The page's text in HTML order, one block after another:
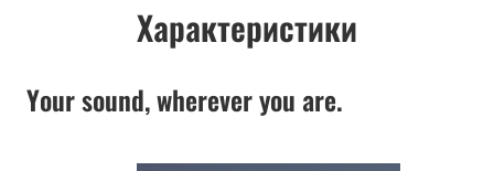
Характеристики
Your sound, wherever you are.